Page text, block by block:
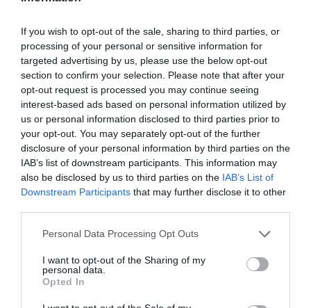
If you wish to opt-out of the sale, sharing to third parties, or
processing of your personal or sensitive information for
targeted advertising by us, please use the below opt-out
section to confirm your selection. Please note that after your
opt-out request is processed you may continue seeing
interest-based ads based on personal information utilized by
us or personal information disclosed to third parties prior to
your opt-out. You may separately opt-out of the further
disclosure of your personal information by third parties on the
IAB’s list of downstream participants. This information may
also be disclosed by us to third parties on the IAB’s List of
Downstream Participants that may further disclose it to other
Personal Data Processing Opt Outs
I want to opt-out of the Sharing of my
personal data.
Opted In
Ακολουθήστε το Culturenow.gr
Σχετικά Άρθρα
Ο Λάκης Χαλκιάς,
σημαντικός
εκπρόσωπος της
Η Σιγκαπούρη
απαγορεύει την